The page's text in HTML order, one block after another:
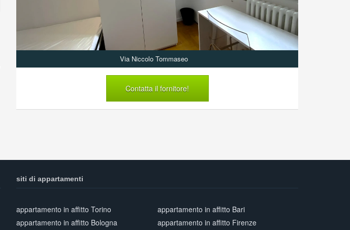
Via Niccolo Tommaseo
Contatta il fornitore!
siti di appartamenti
appartamento in affitto Torino
appartamento in affitto Bari
appartamento in affitto Bologna
appartamento in affitto Firenze